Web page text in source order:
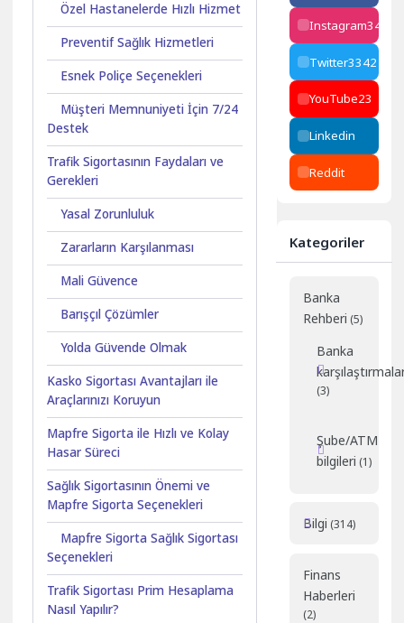
Özel Hastanelerde Hızlı Hizmet
Preventif Sağlık Hizmetleri
Esnek Poliçe Seçenekleri
Müşteri Memnuniyeti İçin 7/24
Destek
Trafik Sigortasının Faydaları ve
Gerekleri
Yasal Zorunluluk
Zararların Karşılanması
Mali Güvence
Barışçıl Çözümler
Yolda Güvende Olmak
Kasko Sigortası Avantajları ile
Araçlarınızı Koruyun
Mapfre Sigorta ile Hızlı ve Kolay
Hasar Süreci
Sağlık Sigortasının Önemi ve
Mapfre Sigorta Seçenekleri
Mapfre Sigorta Sağlık Sigortası
Seçenekleri
Trafik Sigortası Prim Hesaplama
Nasıl Yapılır?
Instagram34223
Twitter3342
YouTube23
Linkedin
Reddit
Kategoriler
Banka
Rehberi (5)
Banka
(3)
Şube/ATM
bilgileri (1)
Bilgi (314)
Finans
Haberleri
(2)